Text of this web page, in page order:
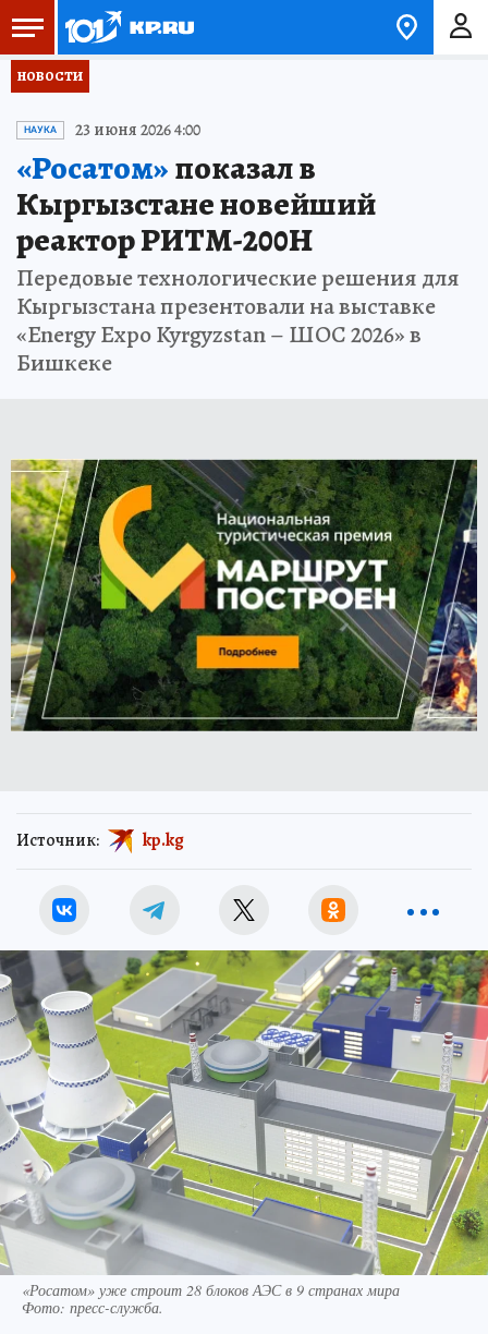
НОВОСТИ
НАУКА 23 июня 2026 4:00
«Росатом»показал в
Кыргызстане новейший
реактор РИТМ-200Н
Передовые технологические решения для
Кыргызстана презентовали на выставке
«Energy Expo Kyrgyzstan – ШОС 2026» в
Бишкеке
Источник: kp.kg
«Росатом» уже строит 28 блоков АЭС в 9 странах мира
Фото: пресс-служба.